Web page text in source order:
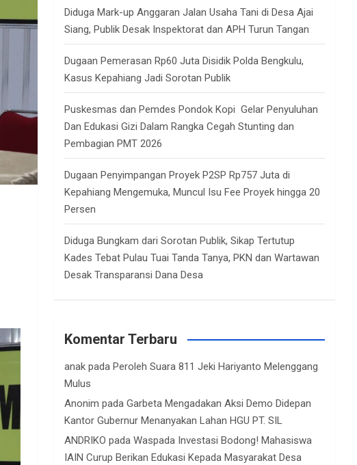
Diduga Mark-up Anggaran Jalan Usaha Tani di Desa Ajai
Siang, Publik Desak Inspektorat dan APH Turun Tangan
Dugaan Pemerasan Rp60 Juta Disidik Polda Bengkulu,
Kasus Kepahiang Jadi Sorotan Publik
Puskesmas dan Pemdes Pondok Kopi Gelar Penyuluhan
Dan Edukasi Gizi Dalam Rangka Cegah Stunting dan
Pembagian PMT 2026
Dugaan Penyimpangan Proyek P2SP Rp757 Juta di
Kepahiang Mengemuka, Muncul Isu Fee Proyek hingga 20
Persen
Diduga Bungkam dari Sorotan Publik, Sikap Tertutup
Kades Tebat Pulau Tuai Tanda Tanya, PKN dan Wartawan
Desak Transparansi Dana Desa
Komentar Terbaru
anak pada Peroleh Suara 811 Jeki Hariyanto Melenggang
Mulus
Anonim padaGarbeta Mengadakan Aksi Demo Didepan
Kantor Gubernur Menanyakan Lahan HGU PT. SIL
ANDRIKO padaWaspada Investasi Bodong! Mahasiswa
IAIN Curup Berikan Edukasi Kepada Masyarakat Desa